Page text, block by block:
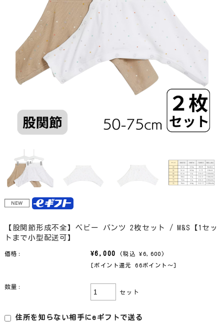
【股関節形成不全】ベビー パンツ 2枚セット / M&S【1セッ
トまで小型配送可】
価格: ¥6,000 (税込 ¥6,600)
[ポイント還元 66ポイント〜]
数量:
セット
住所を知らない相手にeギフトで送る